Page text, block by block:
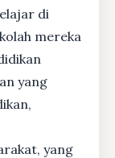
di
mereka
yang
yang